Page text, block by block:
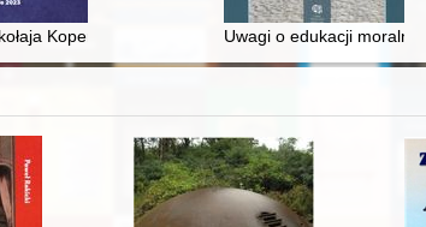
Kopernika z rodu ŚlązakaUwagi o edukacji